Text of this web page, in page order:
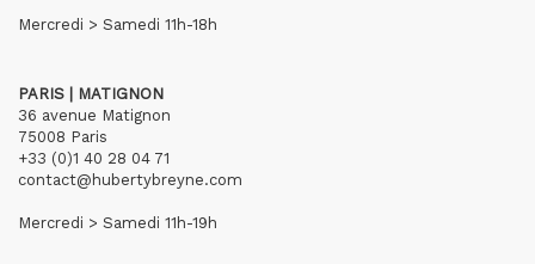
Mercredi > Samedi 11h-18h
PARIS | MATIGNON
36 avenue Matignon
75008 Paris
+33 (0)1 40 28 04 71
contact@hubertybreyne.com
Mercredi > Samedi 11h-19h